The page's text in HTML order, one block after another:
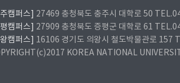
캠퍼스]
27469 충청북도 충주시 대학로 50
캠퍼스]
27909 충청북도 증평군 대학로 61
캠퍼스]
16106 경기도 의왕시 철도박물관로
KOREA NATIONAL